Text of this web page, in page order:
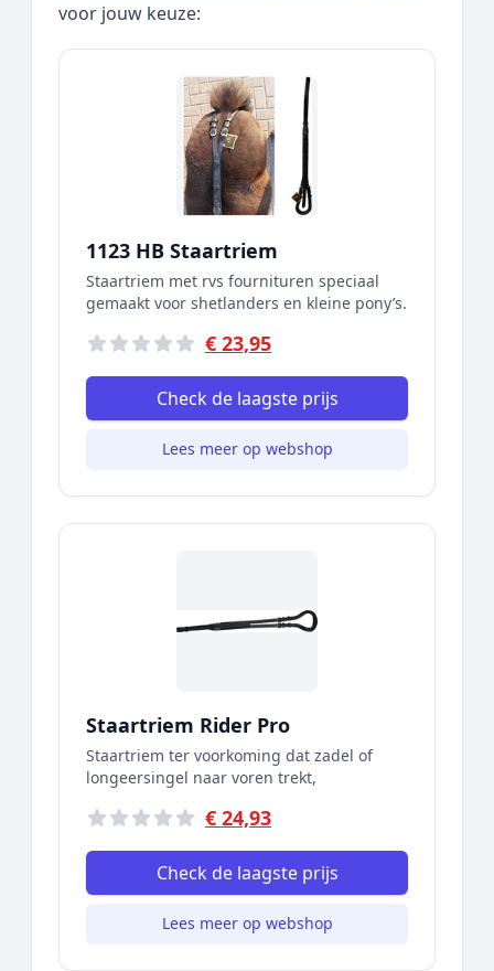
voor jouw keuze:
1123 HB Staartriem
Staartriem met rvs fournituren speciaal
gemaakt voor shetlanders en kleine pony’s.
€ 23,95
Check de laagste prijs
Lees meer op webshop
Staartriem Rider Pro
Staartriem ter voorkoming dat zadel of
longeersingel naar voren trekt,
€ 24,93
Check de laagste prijs
Lees meer op webshop